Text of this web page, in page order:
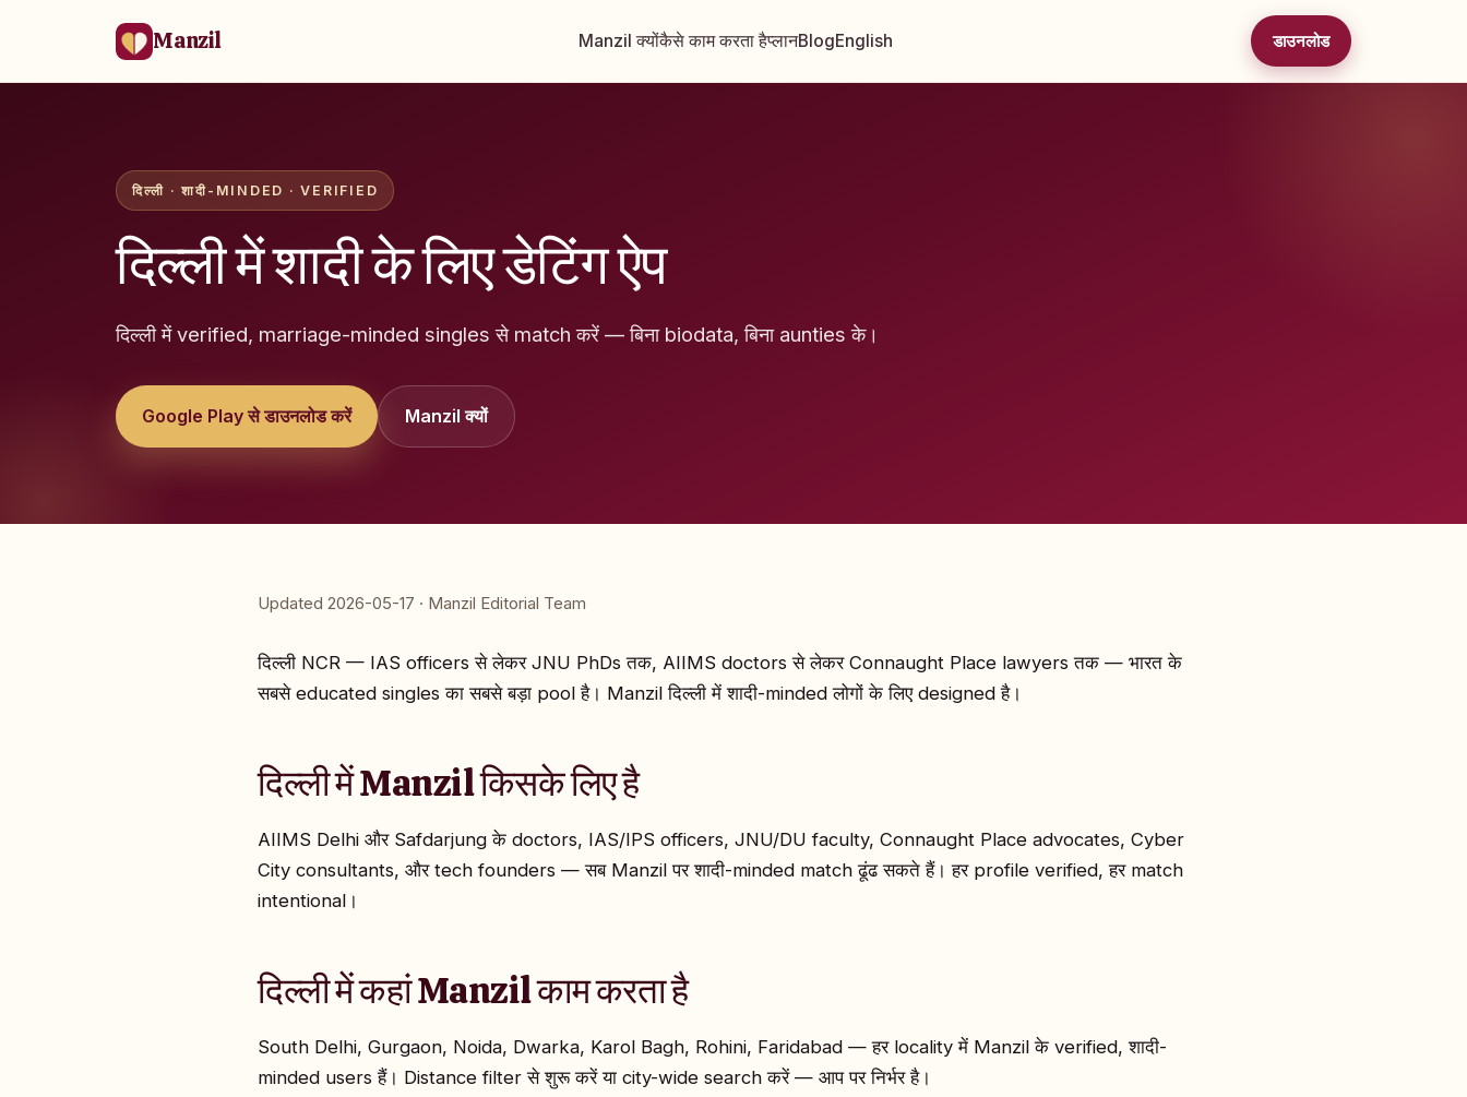
Manzil Manzil क्योंकैसे काम करता हैप्लानBlogEnglish डाउनलोड
दिल्ली · शादी-MINDED · VERIFIED
दिल्ली में शादी के लिए डेटिंग ऐप
दिल्ली में verified, marriage-minded singles से match करें — बिना biodata, बिना aunties के।
Google Play से डाउनलोड करें Manzil क्यों
Updated 2026-05-17 · Manzil Editorial Team
दिल्ली NCR — IAS officers से लेकर JNU PhDs तक, AIIMS doctors से लेकर Connaught Place lawyers तक — भारत के
सबसे educated singles का सबसे बड़ा pool है। Manzil दिल्ली में शादी-minded लोगों के लिए designed है।
दिल्ली में Manzil किसके लिए है
AIIMS Delhi और Safdarjung के doctors, IAS/IPS officers, JNU/DU faculty, Connaught Place advocates, Cyber
City consultants, और tech founders — सब Manzil पर शादी-minded match ढूंढ सकते हैं। हर profile verified, हर match
intentional।
दिल्ली में कहां Manzil काम करता है
South Delhi, Gurgaon, Noida, Dwarka, Karol Bagh, Rohini, Faridabad — हर locality में Manzil के verified, शादी-
minded users हैं। Distance filter से शुरू करें या city-wide search करें — आप पर निर्भर है।